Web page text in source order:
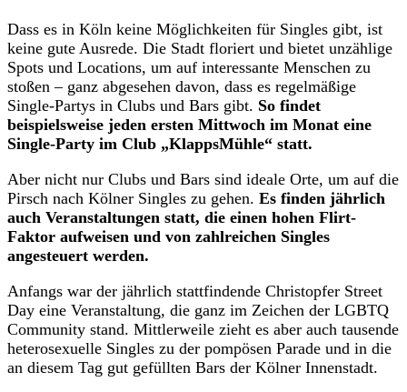
Dass es in Köln keine Möglichkeiten für Singles gibt, ist
keine gute Ausrede. Die Stadt floriert und bietet unzählige
Spots und Locations, um auf interessante Menschen zu
stoßen – ganz abgesehen davon, dass es regelmäßige
Single-Partys in Clubs und Bars gibt. So findet
beispielsweise jeden ersten Mittwoch im Monat eine
Single-Party im Club „KlappsMühle“ statt.
Aber nicht nur Clubs und Bars sind ideale Orte, um auf die
Pirsch nach Kölner Singles zu gehen. Es finden jährlich
auch Veranstaltungen statt, die einen hohen Flirt-
Faktor aufweisen und von zahlreichen Singles
angesteuert werden.
Anfangs war der jährlich stattfindende Christopfer Street
Day eine Veranstaltung, die ganz im Zeichen der LGBTQ
Community stand. Mittlerweile zieht es aber auch tausende
heterosexuelle Singles zu der pompösen Parade und in die
an diesem Tag gut gefüllten Bars der Kölner Innenstadt.